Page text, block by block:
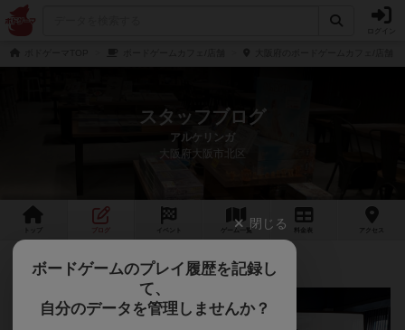
スタッフブログ
アルケリンガ
大阪府大阪市北区
ゲーム 一覧 料金 アクセス
アルケリンガ6月カレンダー
閉じる
ボードゲームのプレイ履歴を記録し
て、
自分のデータを管理しませんか？